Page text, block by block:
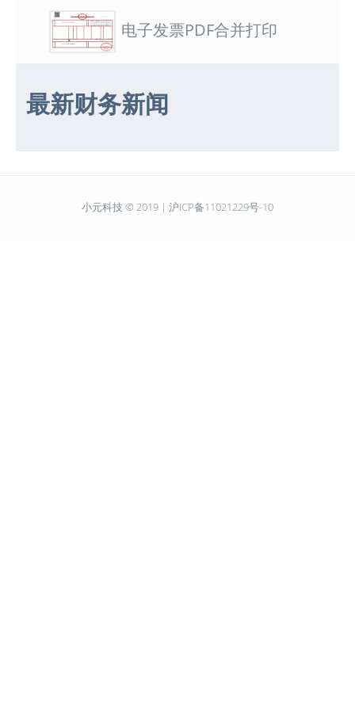
电子发票PDF合并打印
最新财务新闻
小元科技 © 2019 | 沪ICP备11021229号-10